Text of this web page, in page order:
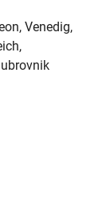
Venedig,